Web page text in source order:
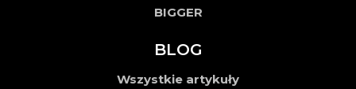
BIGGER
BLOG
Wszystkie artykuły